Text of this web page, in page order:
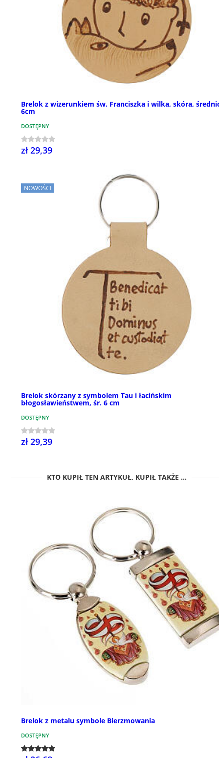
Brelok z wizerunkiem św. Franciszka i wilka, skóra,
6cm
DOSTĘPNY
zł 29,39
NOWOŚCI
Brelok skórzany z symbolem Tau i łacińskim
błogosławieństwem, śr. 6 cm
DOSTĘPNY
zł 29,39
KTO KUPIŁ TEN ARTYKUŁ, KUPIŁ TAKŻE ...
Brelok z metalu symbole Bierzmowania
DOSTĘPNY